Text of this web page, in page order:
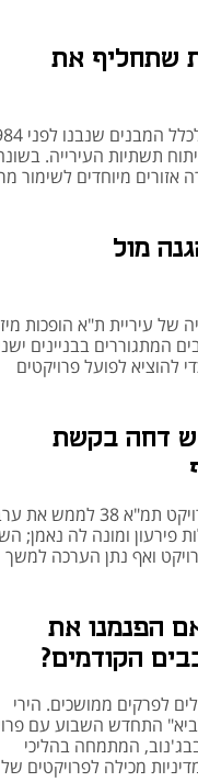
למרות יתרונותיה, תמ"א 38 זכתה גם לביקורת. אחת הטענות המרכזיות הייתה אי-השוויון
תמ"א 38 תרמה משמעותית להשבחת ערך הנכסים במרכזי ערים, במיוחד באזורי ביקוש
שאינם נהנים מהפרויקט, אך מושפעים מעליית מחירי שכירות או מגבלות בנייה באזורים
פרויקטים של תמ"א 38 שינו את המראה של שכונות רבות – לעיתים לטובה, אך לעיתים
פר פרויקט במקום תכנון מתחמי כולל, דבר שהוביל לעומס נקודתי ואי התאמה לתשתיות
במהלך שנות פעילותה של תמ"א 38, נבנו והתחזקו אלפי מבנים. בין הפרויקטים
שתחליף את
התוכנית שבה תדון הוועדה המחוזית
תשתיות העירייה.
אזורים מיוחדים לשימור
מול
של עיריית ת"א הופכות
המתגוררים בבניינים
להוציא לפועל פרויקטים
דחה בקשת
בית המשפט דחה את בקשת רוכשי דירות חדשות בפרויקט תמ"א
פירעון ומונה לה נאמן;
ואף נתן הערכה למשך
הפנמנו את
הקודמים?
לפרקים ממושכים. הירי
התחדש השבוע עם
המתמחה בהליכי
מכילה לפרויקטים של